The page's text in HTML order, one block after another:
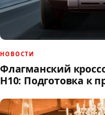
НОВОСТИ
Флагманский
H10: Подготовка к